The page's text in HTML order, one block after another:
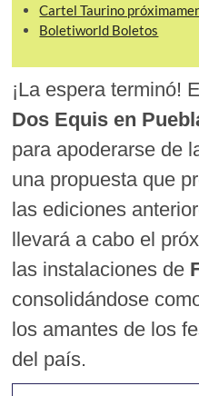
Cartel Taurino
Boletiworld Boletos
¡La espera terminó!
Dos Equis en
para apoderarse de
una propuesta que
las ediciones
llevará a cabo el
las instalaciones de
consolidándose
los amantes de los
del país.